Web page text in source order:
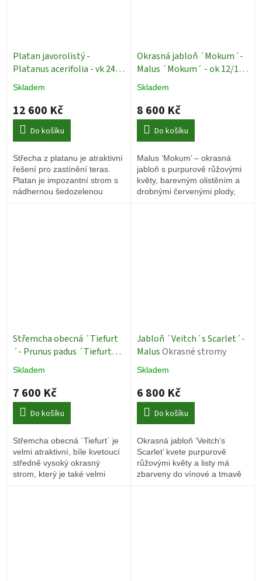
Platan javorolistý -
Platanus acerifolia - vk 240
cm - Střecha - Exkluziv
Skladem
12 600 Kč
Do košíku
Střecha z platanu je atraktivní
řešení pro zastínění teras.
Platan je impozantní strom s
nádhernou šedozelenou
Okrasná jabloň ´Mokum´-
Malus ´Mokum´ - ok 12/14
cm Exkluziv
Skladem
8 600 Kč
Do košíku
Malus ‘Mokum’ – okrasná
jabloň s purpurově růžovými
květy, barevným olistěním a
drobnými červenými plody,
Střemcha obecná ´Tiefurt
´- Prunus padus ´Tiefurt´ -
ok 10/12
Skladem
7 600 Kč
Do košíku
Střemcha obecná ´Tiefurt´ je
velmi atraktivní, bíle kvetoucí
středně vysoký okrasný
strom, který je také velmi
Jabloň ´Veitch´s Scarlet´-
MalusOkrasné stromy
Skladem
6 800 Kč
Do košíku
Okrasná jabloň ‘Veitch’s
Scarlet’ kvete purpurově
růžovými květy a listy má
zbarveny do vínové a tmavě